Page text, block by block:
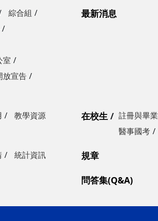
綜合組
室
放宣告
最新消息
教學資源 在校生 註冊與畢業
醫事國考
統計資訊 規章
問答集(Q&A)